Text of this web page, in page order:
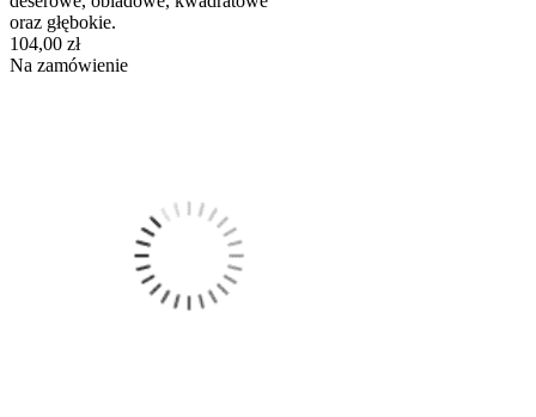
oraz głębokie.
104,00 zł
Na zamówienie